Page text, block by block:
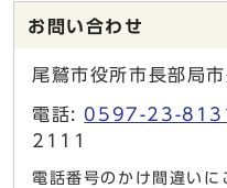
お問い合わせ
尾鷲市役所市長部局
電話: 0597-23-
2111
電話番号のかけ間違いに